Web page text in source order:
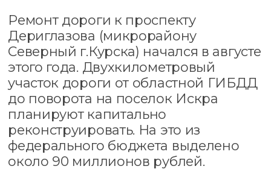
Ремонт дороги к проспекту
Дериглазова (микрорайону
Северный г.Курска) начался в августе
этого года. Двухкилометровый
участок дороги от областной ГИБДД
до поворота на поселок Искра
планируют капитально
реконструировать. На это из
федерального бюджета выделено
около 90 миллионов рублей.